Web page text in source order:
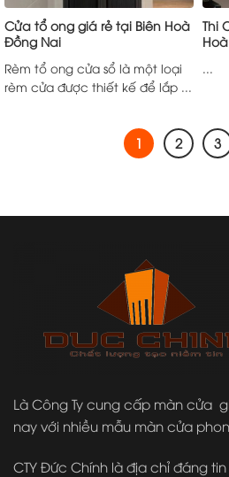
Cửa tổ ong giá rẻ tại Biên Hoà
Đồng Nai
Rèm tổ ong cửa sổ là một loại
rèm cửa được thiết kế để lắp ...
Thi
...
1 2 3
Là Công Ty cung cấp màn cửa
nay với nhiều mẫu màn cửa
CTY Đức Chính là địa chỉ đáng